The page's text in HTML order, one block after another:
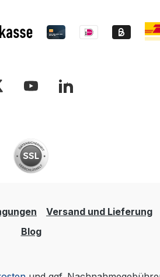
Versand und Lieferung
Blog